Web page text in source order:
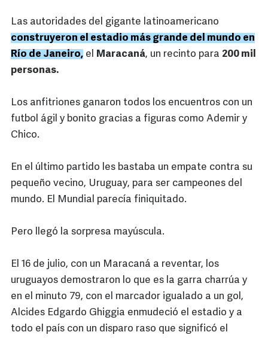
Las autoridades del gigante latinoamericano
construyeron el estadio más grande del mundo en
Río de Janeiro, el Maracaná, un recinto para 200 mil
personas.
Los anfitriones ganaron todos los encuentros con un
futbol ágil y bonito gracias a figuras como Ademir y
Chico.
En el último partido les bastaba un empate contra su
pequeño vecino, Uruguay, para ser campeones del
mundo. El Mundial parecía finiquitado.
Pero llegó la sorpresa mayúscula.
El 16 de julio, con un Maracaná a reventar, los
uruguayos demostraron lo que es la garra charrúa y
en el minuto 79, con el marcador igualado a un gol,
Alcides Edgardo Ghiggia enmudeció el estadio y a
todo el país con un disparo raso que significó el